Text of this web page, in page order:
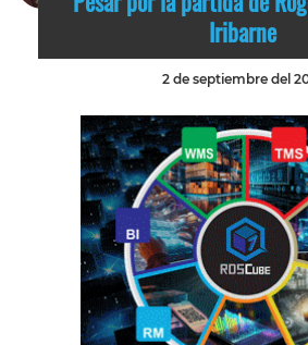
Iribarne
2 de septiembre del